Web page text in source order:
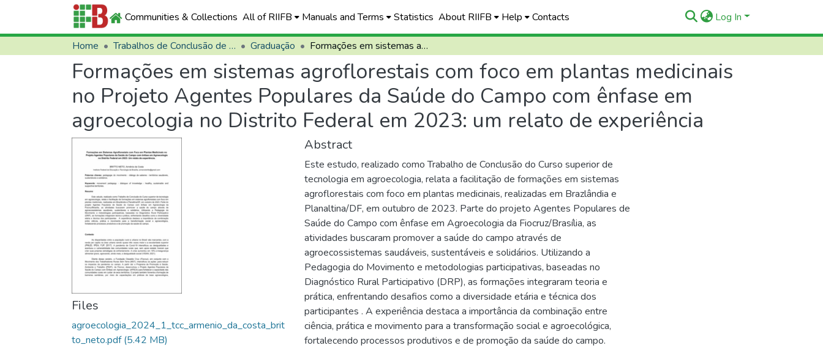
Communities & Collections All of RIIFB Manuals and Terms Statistics About RIIFB Help Contacts Log In
Home Trabalhos de Conclusão de Curso (TCCs) Graduação Formações em sistemas agroflorestais com foco em plantas medicinais no Projeto Agentes Populares da Saúde do Campo com ênfase em agroecologia no Distrito Federal em 2023: um relato de experiência
Formações em sistemas agroflorestais com foco em plantas medicinais
no Projeto Agentes Populares da Saúde do Campo com ênfase em
agroecologia no Distrito Federal em 2023: um relato de experiência
Files
agroecologia_2024_1_tcc_armenio_da_costa_brit
to_neto.pdf(5.42 MB)
Abstract
Este estudo, realizado como Trabalho de Conclusão do Curso superior de
tecnologia em agroecologia, relata a facilitação de formações em sistemas
agroflorestais com foco em plantas medicinais, realizadas em Brazlândia e
Planaltina/DF, em outubro de 2023. Parte do projeto Agentes Populares de
Saúde do Campo com ênfase em Agroecologia da Fiocruz/Brasília, as
atividades buscaram promover a saúde do campo através de
agroecossistemas saudáveis, sustentáveis e solidários. Utilizando a
Pedagogia do Movimento e metodologias participativas, baseadas no
Diagnóstico Rural Participativo (DRP), as formações integraram teoria e
prática, enfrentando desafios como a diversidade etária e técnica dos
participantes . A experiência destaca a importância da combinação entre
ciência, prática e movimento para a transformação social e agroecológica,
fortalecendo processos produtivos e de promoção da saúde do campo.